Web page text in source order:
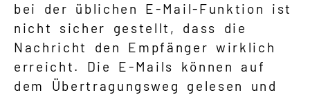
bei der üblichen E-Mail-Funktion ist
nicht sicher gestellt, dass die
Nachricht den Empfänger wirklich
erreicht. Die E-Mails können auf
dem Übertragungsweg gelesen und